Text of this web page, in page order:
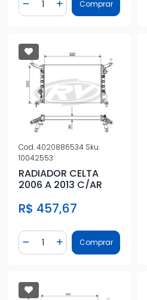
Diminuir Quantidade
Adicionar Quantidade
Comprar
Cod.4020886534 Sku.
10042553
RADIADOR CELTA
2006 A 2013 C/AR
R$ 457,67
Diminuir Quantidade
Quantidade
Adicionar Quantidade
Comprar